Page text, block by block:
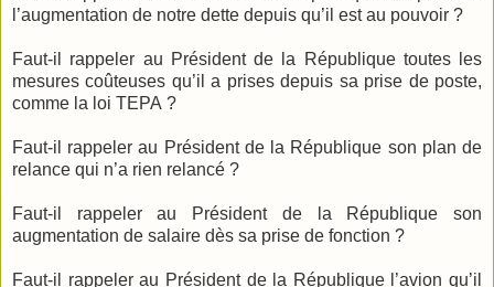
l’augmentation de notre dette depuis qu’il est au pouvoir ?
Faut-il rappeler au Président de la République toutes les
mesures coûteuses qu’il a prises depuis sa prise de poste,
comme la loi TEPA ?
Faut-il rappeler au Président de la République son plan de
relance qui n’a rien relancé ?
Faut-il rappeler au Président de la République son
augmentation de salaire dès sa prise de fonction ?
Faut-il rappeler au Président de la République l’avion qu’il